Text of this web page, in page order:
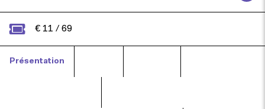
€ 11 / 69
Présentation